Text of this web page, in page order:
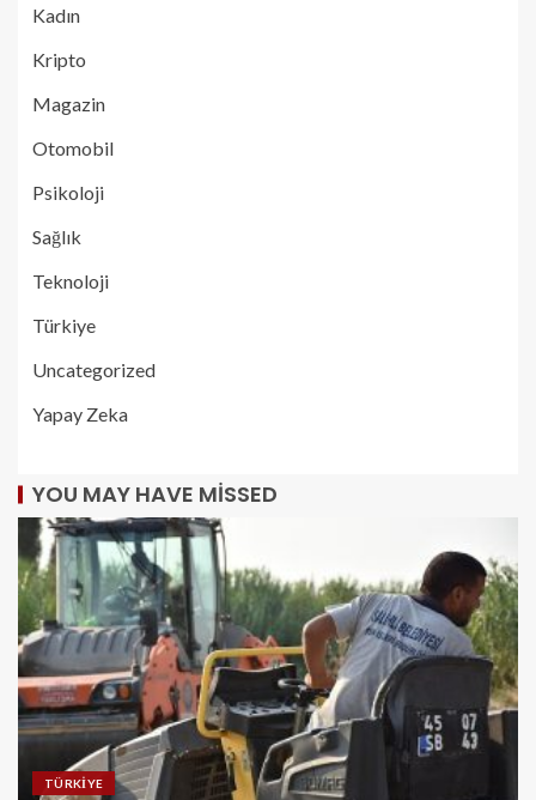
Kadın
Kripto
Magazin
Otomobil
Psikoloji
Sağlık
Teknoloji
Türkiye
Uncategorized
Yapay Zeka
YOU MAY HAVE MISSED
TÜRKIYE